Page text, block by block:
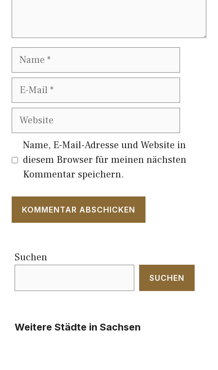
Name
E-
Website
Name, E-Mail-Adresse und Website in
diesem Browser für meinen nächsten
Kommentar speichern.
Suchen
SUCHEN
Weitere Städte in Sachsen